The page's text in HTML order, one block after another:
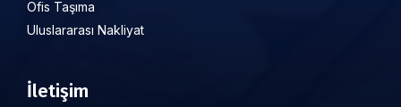
Ofis Taşıma
Uluslararası Nakliyat
İletişim